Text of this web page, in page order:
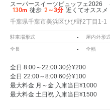
スーパースイーツビュッフェ2026
130m 徒歩 2～3分 近くてオススメ
千葉県千葉市美浜区ひび野2丁目1-1
駐車場形式 - 屋内外形
全長 - 全幅
全日 8:00～22:00 30分¥200
全日 22:00～8:00 60分¥100
最大料金 月～金 入庫当日¥1000
最大料金 土日祝 入庫当日¥1500